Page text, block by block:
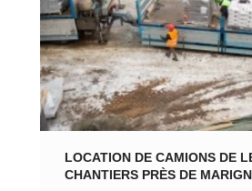
LOCATION DE CAMIONS DE
CHANTIERS PRÈS DE